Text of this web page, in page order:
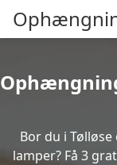
Bor du i
lamper? Få 3